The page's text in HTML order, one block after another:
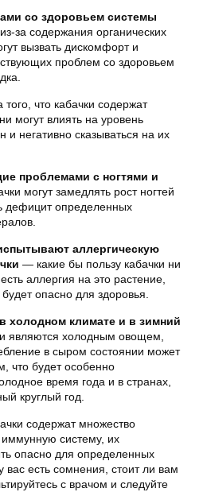
со здоровьем системы
за содержания органических
вызвать дискомфорт и
проблем со здоровьем
что кабачки содержат
могут влиять на уровень
и негативно сказываться на их
проблемами с ногтями и
могут замедлять рост ногтей
дефицит определенных
аллергическую
— какие бы пользу кабачки ни
аллергия на это растение,
опасно для здоровья.
холодном климате и в зимний
являются холодным овощем,
в сыром состоянии может
что будет особенно
время года и в странах,
круглый год.
содержат множество
систему, их
опасно для определенных
вас есть сомнения, стоит ли вам
с врачом и следуйте